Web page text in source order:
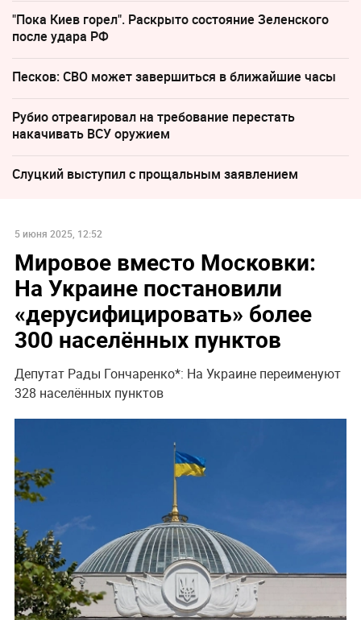
"Пока Киев горел". Раскрыто состояние Зеленского
после удара РФ
Песков: СВО может завершиться в ближайшие часы
Рубио отреагировал на требование перестать
накачивать ВСУ оружием
Слуцкий выступил с прощальным заявлением
5 июня 2025, 12:52
Мировое вместо Московки:
На Украине постановили
«дерусифицировать» более
300 населённых пунктов
Депутат Рады Гончаренко*: На Украине переименуют
328 населённых пунктов